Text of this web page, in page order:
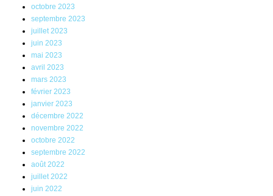
octobre 2023
septembre 2023
juillet 2023
juin 2023
mai 2023
avril 2023
mars 2023
février 2023
janvier 2023
décembre 2022
novembre 2022
octobre 2022
septembre 2022
août 2022
juillet 2022
juin 2022